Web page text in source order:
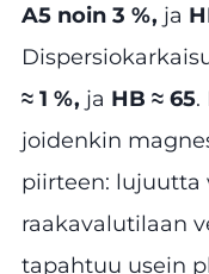
A5 noin 3 %, ja
≈ 1 %, ja HB ≈ 65.
joidenkin
piirteen: lujuutta
raakavalutilaan
tapahtuu usein